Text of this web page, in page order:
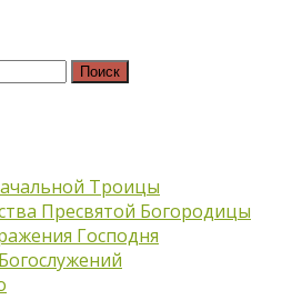
Троицы
Пресвятой Богородицы
Господня